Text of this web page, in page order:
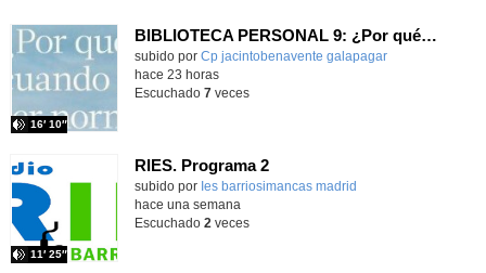
BIBLIOTECA PERSONAL 9: ¿Por qué ser feliz cuando puedes ser normal?
Contenido educativo.
subido por Cp jacintobenavente galapagar
16′ 10″
-
hace 23 horas
Escuchado 7veces
RIES. Programa 2
Contenido educativo.
subido por Ies barriosimancas madrid
11′ 25″
hace una semana
Escuchado 2 veces